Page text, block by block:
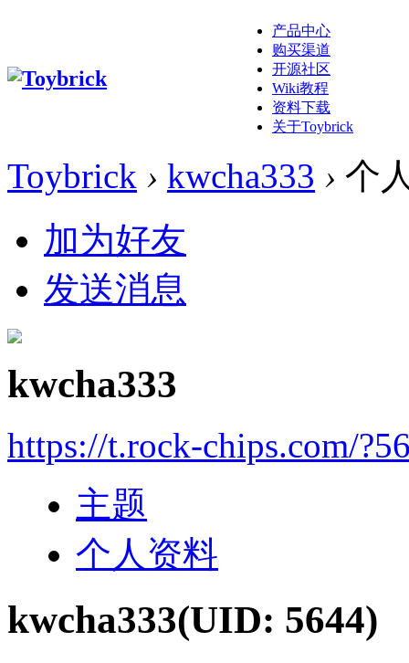
产品中心
购买渠道
开源社区
Wiki教程
资料下载
关于Toybrick
Toybrick › kwcha333 › 个
加为好友
发送消息
kwcha333
https://t.rock-chips.com/
主题
个人资料
kwcha333(UID: 5644)